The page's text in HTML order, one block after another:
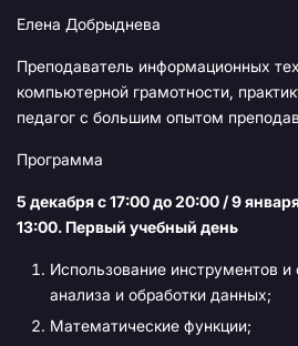
Елена Добрыднева
Преподаватель информационных
компьютерной грамотности,
педагог с большим опытом
Программа
5 декабря с 17:00 до 20:00 / 9
13:00. Первый учебный день
Использование инструментов и
анализа и обработки данных;
Математические функции;